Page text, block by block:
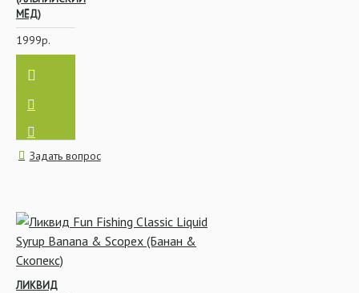
Изготовление бойлов
Инструменты
МЁД)
1999р.
Задать вопрос
ЛИКВИД